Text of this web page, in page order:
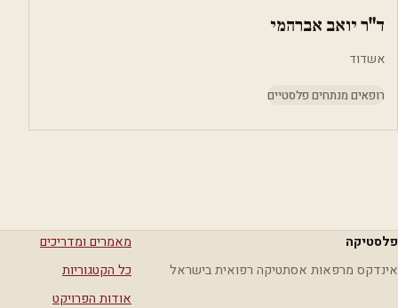
ד"ר יואב אברהמי
אשדוד
רופאים מנתחים פלסטיים
פלסטיקה
אינדקס מרפאות אסתטיקה רפואית בישראל
מאמרים ומדריכים
כל הקטגוריות
אודות הפרויקט